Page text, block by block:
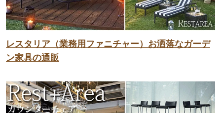
レスタリア（業務用ファニチャー）お洒落なガーデ
ン家具の通販